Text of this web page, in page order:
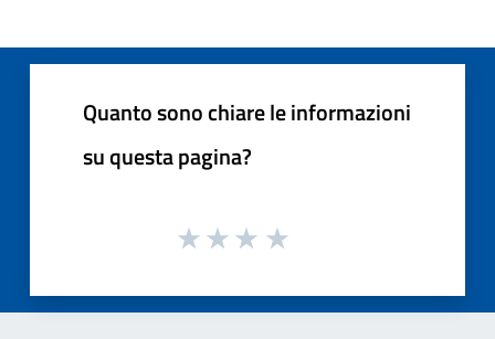
Quanto sono chiare le informazioni
su questa pagina?